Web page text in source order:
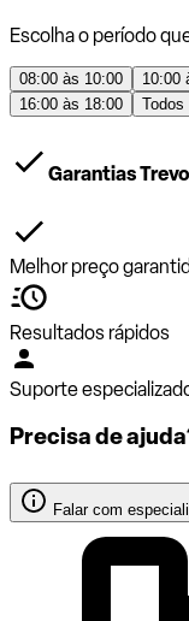
Escolha o período
08:00 às 10:00 10:00
16:00 às 18:00
Todos
Garantias Trevo
Melhor preço
Resultados rápidos
Suporte
Precisa de
Falar com